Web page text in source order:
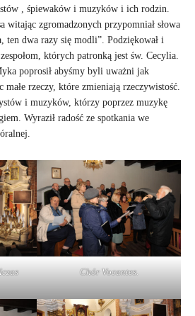
, śpiewaków i muzyków i ich rodzin.
witając zgromadzonych przypomniał słowa
ten dwa razy się modli”. Podziękował i
których patronką jest św. Cecylia.
poprosił abyśmy byli uważni jak
rzeczy, które zmieniają rzeczywistość.
i muzyków, którzy poprzez muzykę
Wyraził radość ze spotkania we
Chór Vocantes.